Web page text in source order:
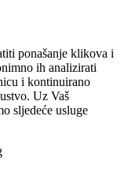
ponašanje klikova i
ih analizirati
i kontinuirano
Uz Vaš
sljedeće usluge